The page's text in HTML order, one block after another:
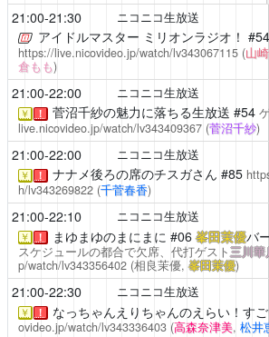
21:00-21:30 ニコニコ生放送
アイドルマスター ミリオンラジオ！
https://live.nicovideo.jp/watch/lv343067115 (山
倉もも)
21:00-22:00 ニコニコ生放送
￥ ！ 菅沼千紗の魅力に落ちる生放送 #54
live.nicovideo.jp/watch/lv343409367 (菅沼千紗)
21:00-22:00 ニコニコ生放送
￥ ！ ナナメ後ろの席のチスガさん #85
h/lv343269822 (千菅春香)
21:00-22:10 ニコニコ生放送
￥ ！ まゆまゆのまにまに #06峯田茉優バ
スケジュールの都合で欠席、代打ゲスト三川華
p/watch/lv343356402 (相良茉優,峯田茉優)
21:00-22:30 ニコニコ生放送
￥ ！ なっちゃんえりちゃんのえらい！すご
ovideo.jp/watch/lv343336403 (高森奈津美, 松井